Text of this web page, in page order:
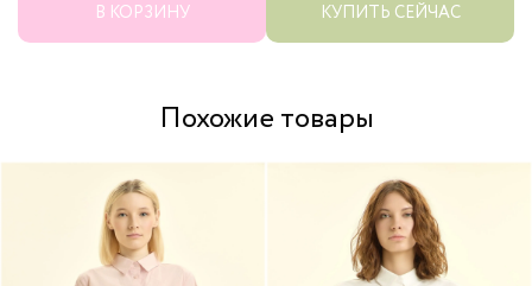
В КОРЗИНУ КУПИТЬ СЕЙЧАС
Похожие товары